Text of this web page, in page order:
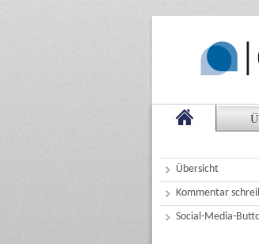
Übersicht
Kommentar
Social-Media-